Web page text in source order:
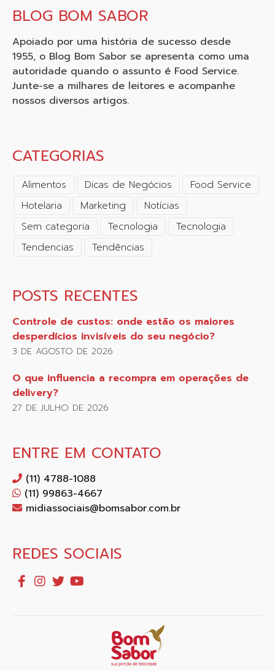
BLOG BOM SABOR
Apoiado por uma história de sucesso desde
1955, o Blog Bom Sabor se apresenta como uma
autoridade quando o assunto é Food Service.
Junte-se a milhares de leitores e acompanhe
nossos diversos artigos.
CATEGORIAS
Alimentos Dicas de Negócios
Food Service
Hotelaria
Marketing
Notícias
Sem categoria
Tecnologia
Tecnologia
Tendencias
Tendências
POSTS RECENTES
Controle de custos: onde estão os maiores
desperdícios invisíveis do seu negócio?
3 DE AGOSTO DE 2026
O que influencia a recompra em operações de
delivery?
27 DE JULHO DE 2026
ENTRE EM CONTATO
(11) 4788-1088
(11) 99863-4667
midiassociais@bomsabor.com.br
REDES SOCIAIS